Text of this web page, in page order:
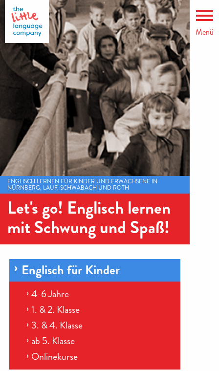
Menü
ENGLISCH LERNEN FÜR KINDER UND ERWACHSENE IN
NÜRNBERG, LAUF, SCHWABACH UND ROTH
Let's go! Englisch lernen
mit Schwung und Spaß!
Englisch für Kinder
4-6 Jahre
1. & 2. Klasse
3. & 4. Klasse
ab 5. Klasse
Onlinekurse